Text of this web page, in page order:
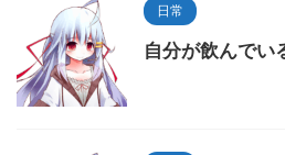
日常
自分が飲んでい